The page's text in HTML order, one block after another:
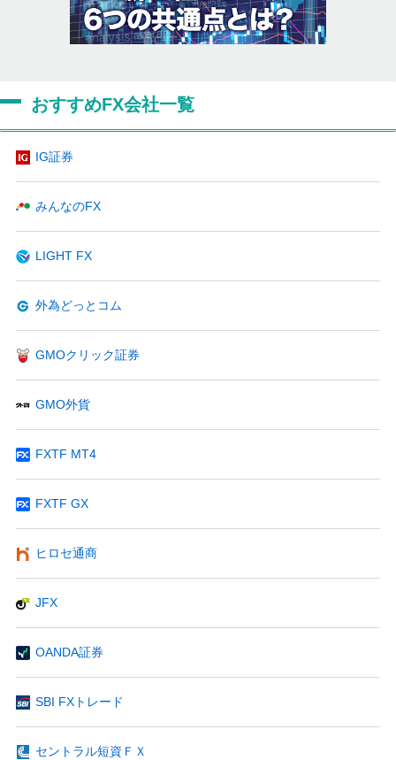
おすすめFX会社一覧
IG証券
みんなのFX
LIGHT FX
外為どっとコム
GMOクリック証券
GMO外貨
FXTF MT4
FXTF GX
ヒロセ通商
JFX
OANDA証券
SBI FXトレード
セントラル短資ＦＸ